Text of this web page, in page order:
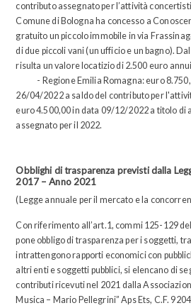
contributo assegnato per l’attività
Comune di Bologna ha concesso a
gratuito un piccolo immobile in via
di due piccoli vani (un ufficio e un bagno).
risulta un valore locatizio di 2.500 euro
- Regione Emilia Romagna: euro
26/04/2022 a saldo del contributo per
euro 4.500,00 in data 09/12/2022 a titolo di
assegnato per il 2022.
Obblighi di trasparenza previsti dalla
2017 – Anno 2021
(Legge annuale per il mercato e la
Con riferimento all’art.1, commi 125-129
pone obbligo di trasparenza per i soggetti,
intrattengono rapporti economici con
altri enti e soggetti pubblici, si elencano di
contributi ricevuti nel 2021 dalla
Musica – Mario Pellegrini” Aps Ets, C.F.